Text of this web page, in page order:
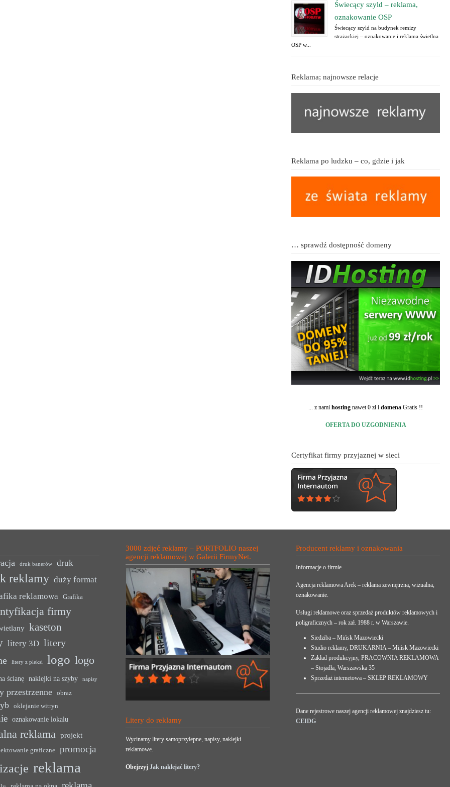
Świecący szyld – reklama,
oznakowanie OSP
Świecący szyld na budynek remizy
strażackiej – oznakowanie i reklama świetlna
OSP w...
Reklama; najnowsze relacje
Reklama po ludzku – co, gdzie i jak
… sprawdź dostępność domeny
... z nami hosting nawet 0 zł i domena Gratis !!
OFERTA DO UZGODNIENIA
Certyfikat firmy przyjaznej w sieci
druk banerów
druk
reklamy duży format
reklamowa Grafika
firmy
kaseton
litery 3D litery
litery z pleksi logo logo
ścianę naklejki na szyby napisy
przestrzenne obraz
oklejanie witryn
oznakowanie lokalu
reklama projekt
graficzne
promocja
reklama
3000 zdjęć reklamy – PORTFOLIO naszej
agencji reklamowej w Galerii FirmyNet.
Litery do reklamy
Wycinamy litery samoprzylepne, napisy, naklejki
reklamowe.
ObejrzyjJak naklejać litery?
Producent reklamy i oznakowania
Informacje o firmie.
Agencja reklamowa Arek – reklama zewnętrzna, wizualna,
oznakowanie.
Usługi reklamowe oraz sprzedaż produktów reklamowych i
poligraficznych – rok zał. 1988 r. w Warszawie.
Siedziba – Mińsk Mazowiecki
Studio reklamy, DRUKARNIA – Mińsk Mazowiecki
Zakład produkcyjny, PRACOWNIA REKLAMOWA
– Stojadła, Warszawska 35
Sprzedaż internetowa – SKLEP REKLAMOWY
Dane rejestrowe naszej agencji reklamowej znajdziesz tu:
CEIDG